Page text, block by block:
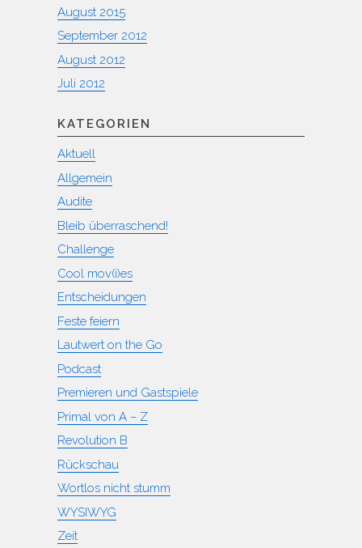
August 2015
September 2012
August 2012
Juli 2012
KATEGORIEN
Aktuell
Allgemein
Audite
Bleib überraschend!
Challenge
Cool mov(i)es
Entscheidungen
Feste feiern
Lautwert on the Go
Podcast
Premieren und Gastspiele
Primal von A – Z
Revolution B
Rückschau
Wortlos nicht stumm
WYSIWYG
Zeit